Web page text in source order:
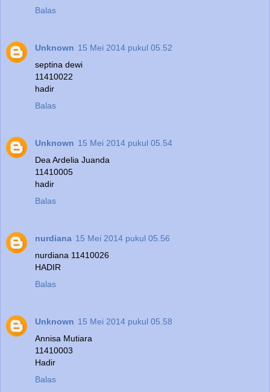
Balas
Unknown 15 Mei 2014 pukul 05.52
septina dewi
11410022
hadir
Balas
Unknown 15 Mei 2014 pukul 05.54
Dea Ardelia Juanda
11410005
hadir
Balas
nurdiana 15 Mei 2014 pukul 05.56
nurdiana 11410026
HADIR
Balas
Unknown 15 Mei 2014 pukul 05.58
Annisa Mutiara
11410003
Hadir
Balas